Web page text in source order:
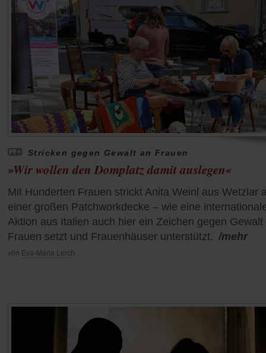
Stricken gegen Gewalt an Frauen
»Wir wollen den Domplatz damit auslegen«
Mit Hunderten Frauen strickt Anita Weinl aus Wetzlar
einer großen Patchworkdecke – wie eine
Aktion aus Italien auch hier ein Zeichen gegen Gewalt
Frauen setzt und Frauenhäuser unterstützt. /mehr
von Eva-Maria Lerch